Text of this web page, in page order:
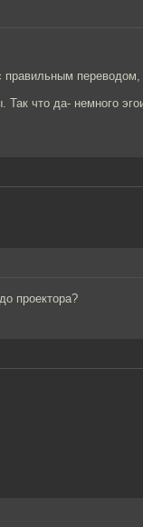
переводом,
что да- немного
проектора?